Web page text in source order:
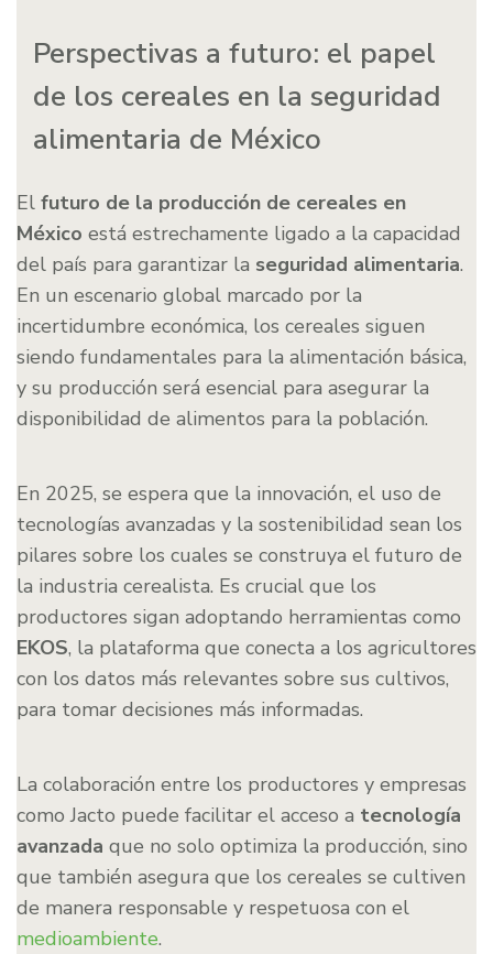
Perspectivas a futuro: el papel
de los cereales en la seguridad
alimentaria de México
El futuro de la producción de cereales en
México está estrechamente ligado a la capacidad
del país para garantizar la seguridad alimentaria.
En un escenario global marcado por la
incertidumbre económica, los cereales siguen
siendo fundamentales para la alimentación básica,
y su producción será esencial para asegurar la
disponibilidad de alimentos para la población.
En 2025, se espera que la innovación, el uso de
tecnologías avanzadas y la sostenibilidad sean los
pilares sobre los cuales se construya el futuro de
la industria cerealista. Es crucial que los
productores sigan adoptando herramientas como
EKOS, la plataforma que conecta a los agricultores
con los datos más relevantes sobre sus cultivos,
para tomar decisiones más informadas.
La colaboración entre los productores y empresas
como Jacto puede facilitar el acceso a tecnología
avanzada que no solo optimiza la producción, sino
que también asegura que los cereales se cultiven
de manera responsable y respetuosa con el
medioambiente.